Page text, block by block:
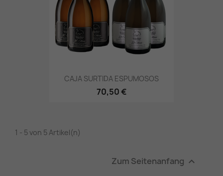
CAJA SURTIDA ESPUMOSOS
70,50 €
1 - 5 von 5 Artikel(n)
Zum Seitenanfang 